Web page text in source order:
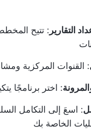
التقارير : تتيح
: القنوات المركزية
: اختر برنامجًا
: اسعَ إلى التكامل
الخاصة بك